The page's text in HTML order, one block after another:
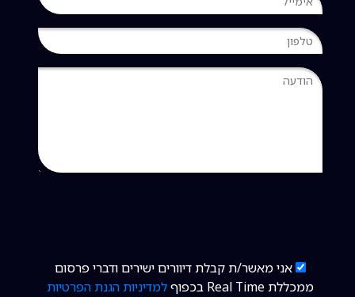
אני מאשר/ת קבלת דיוורים ישירים ודברי פרסום
ממכללת Real Time בכפוף
למדיניות הגנת הפרטיות